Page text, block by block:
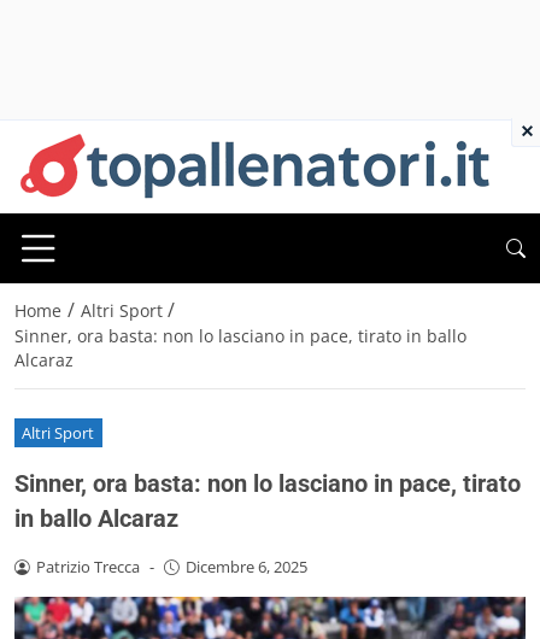
Home / Altri Sport /
Sinner, ora basta: non lo lasciano in pace, tirato in ballo
Alcaraz
Altri Sport
Sinner, ora basta: non lo lasciano in pace, tirato
in ballo Alcaraz
Patrizio Trecca - Dicembre 6, 2025
×